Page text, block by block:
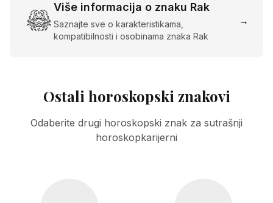
Više informacija o znaku Rak
Saznajte sve o karakteristikama,
kompatibilnosti i osobinama znaka Rak
→
Ostali horoskopski znakovi
Odaberite drugi horoskopski znak za sutrašnji
horoskopkarijerni